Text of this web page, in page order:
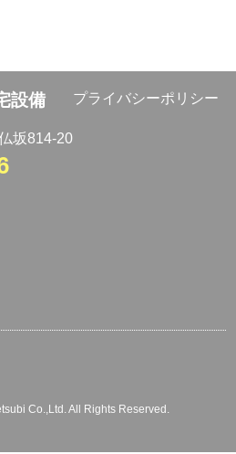
設備
坂814-20
プライバシーポリシー
Co.,Ltd. All Rights Reserved.